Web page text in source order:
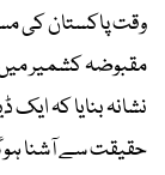
وقت پاکستان کی
نشانہ بنایا کہ
حقیقت سے آشنا